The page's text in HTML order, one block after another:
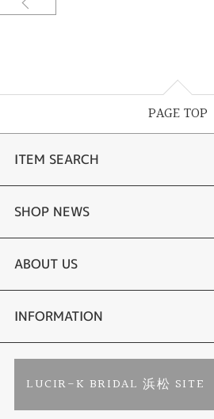
PAGE TOP
ITEM SEARCH
あこや真珠
黒蝶真珠
時計
色石
ジュエリーリフォーム
SHOP NEWS
個性溢れる色石の魅力
YouTube ルシルケイチャンネル
ブライダルリングサイト
ブランドリスト
ABOUT US
店舗情報・会社概要
お客様の声
INFORMATION
LUCIR-K BRIDAL 浜松 SITE